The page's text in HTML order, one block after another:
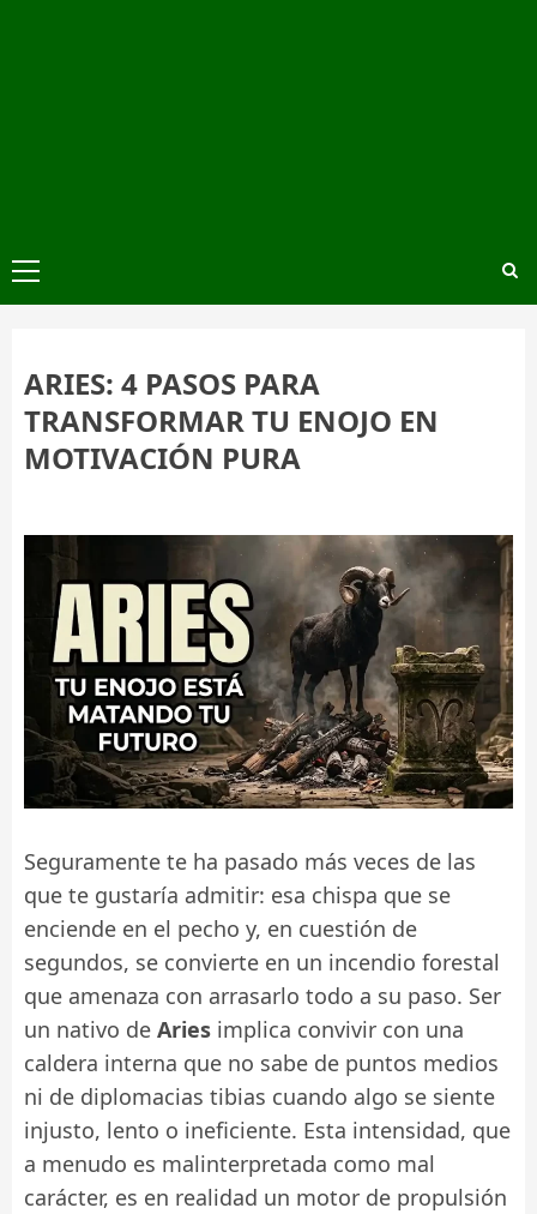
Menú
principal
ARIES: 4 PASOS PARA
TRANSFORMAR TU ENOJO EN
MOTIVACIÓN PURA
Seguramente te ha pasado más veces de las
que te gustaría admitir: esa chispa que se
enciende en el pecho y, en cuestión de
segundos, se convierte en un incendio forestal
que amenaza con arrasarlo todo a su paso. Ser
un nativo de Aries implica convivir con una
caldera interna que no sabe de puntos medios
ni de diplomacias tibias cuando algo se siente
injusto, lento o ineficiente. Esta intensidad, que
a menudo es malinterpretada como mal
carácter, es en realidad un motor de propulsión